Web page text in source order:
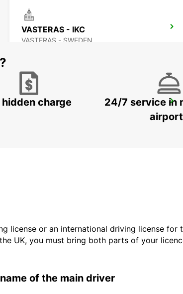
VASTERAS - IKC
VASTERAS - SWEDEN
FALUN
hidden charge
24/7 service in
license or an international driving license for
UK, you must bring both parts of your
of the main driver